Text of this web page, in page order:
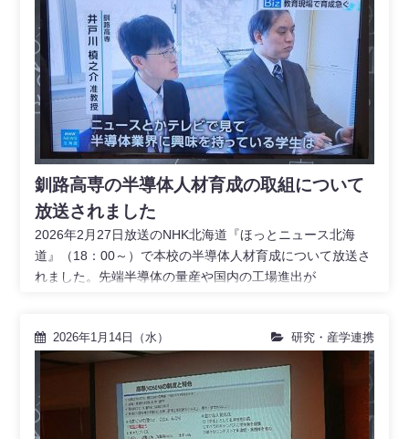
釧路高専の半導体人材育成の取組について
放送されました
2026年2月27日放送のNHK北海道『ほっとニュース北海
道』（18：00～）で本校の半導体人材育成について放送さ
れました。先端半導体の量産や国内の工場進出が
2026年1月14日（水） 研究・産学連携